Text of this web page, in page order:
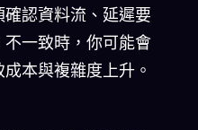
認資料流、延遲要
一致時，你可能會
本與複雜度上升。